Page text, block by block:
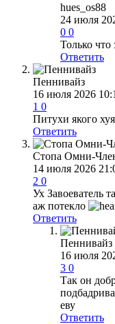
hues_os88
24 июля
0 0
Только что
Ответить
Пеннивайз
16 июля 2026
1 0
Питухи якого
Ответить
Стопа Омни-
14 июля 2026
2 0
Ух Завоеватель
аж потекло
Ответить
Пеннивайз
16 июля
3 0
Так он
еву
Ответить